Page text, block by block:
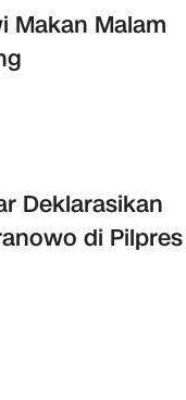
Makan Malam
Deklarasikan
di Pilpres